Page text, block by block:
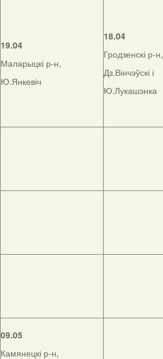
19.04
Маларыцкі р-н,
Ю.Янкевіч
18.04
Гродзенскі р-н,
Дз.Вінчэўскі і
Ю.Лукашэнка
09.05
Камянецкі р-н,